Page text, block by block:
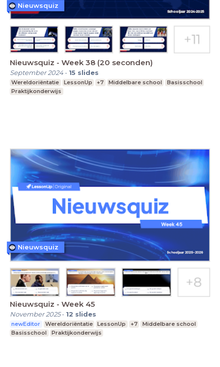
Nieuwsquiz - Week 38 (20 seconden)
September 2024- 15 slides
Wereldoriëntatie LessonUp +7 Middelbare school
Basisschool
Praktijkonderwijs
Nieuwsquiz
Nieuwsquiz - Week 45
November 2025- 12 slides
newEditor Wereldoriëntatie LessonUp +7
Middelbare school
Basisschool
Praktijkonderwijs
Nieuwsquiz